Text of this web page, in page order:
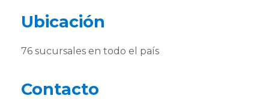
Ubicación
76 sucursales en todo el país
Contacto